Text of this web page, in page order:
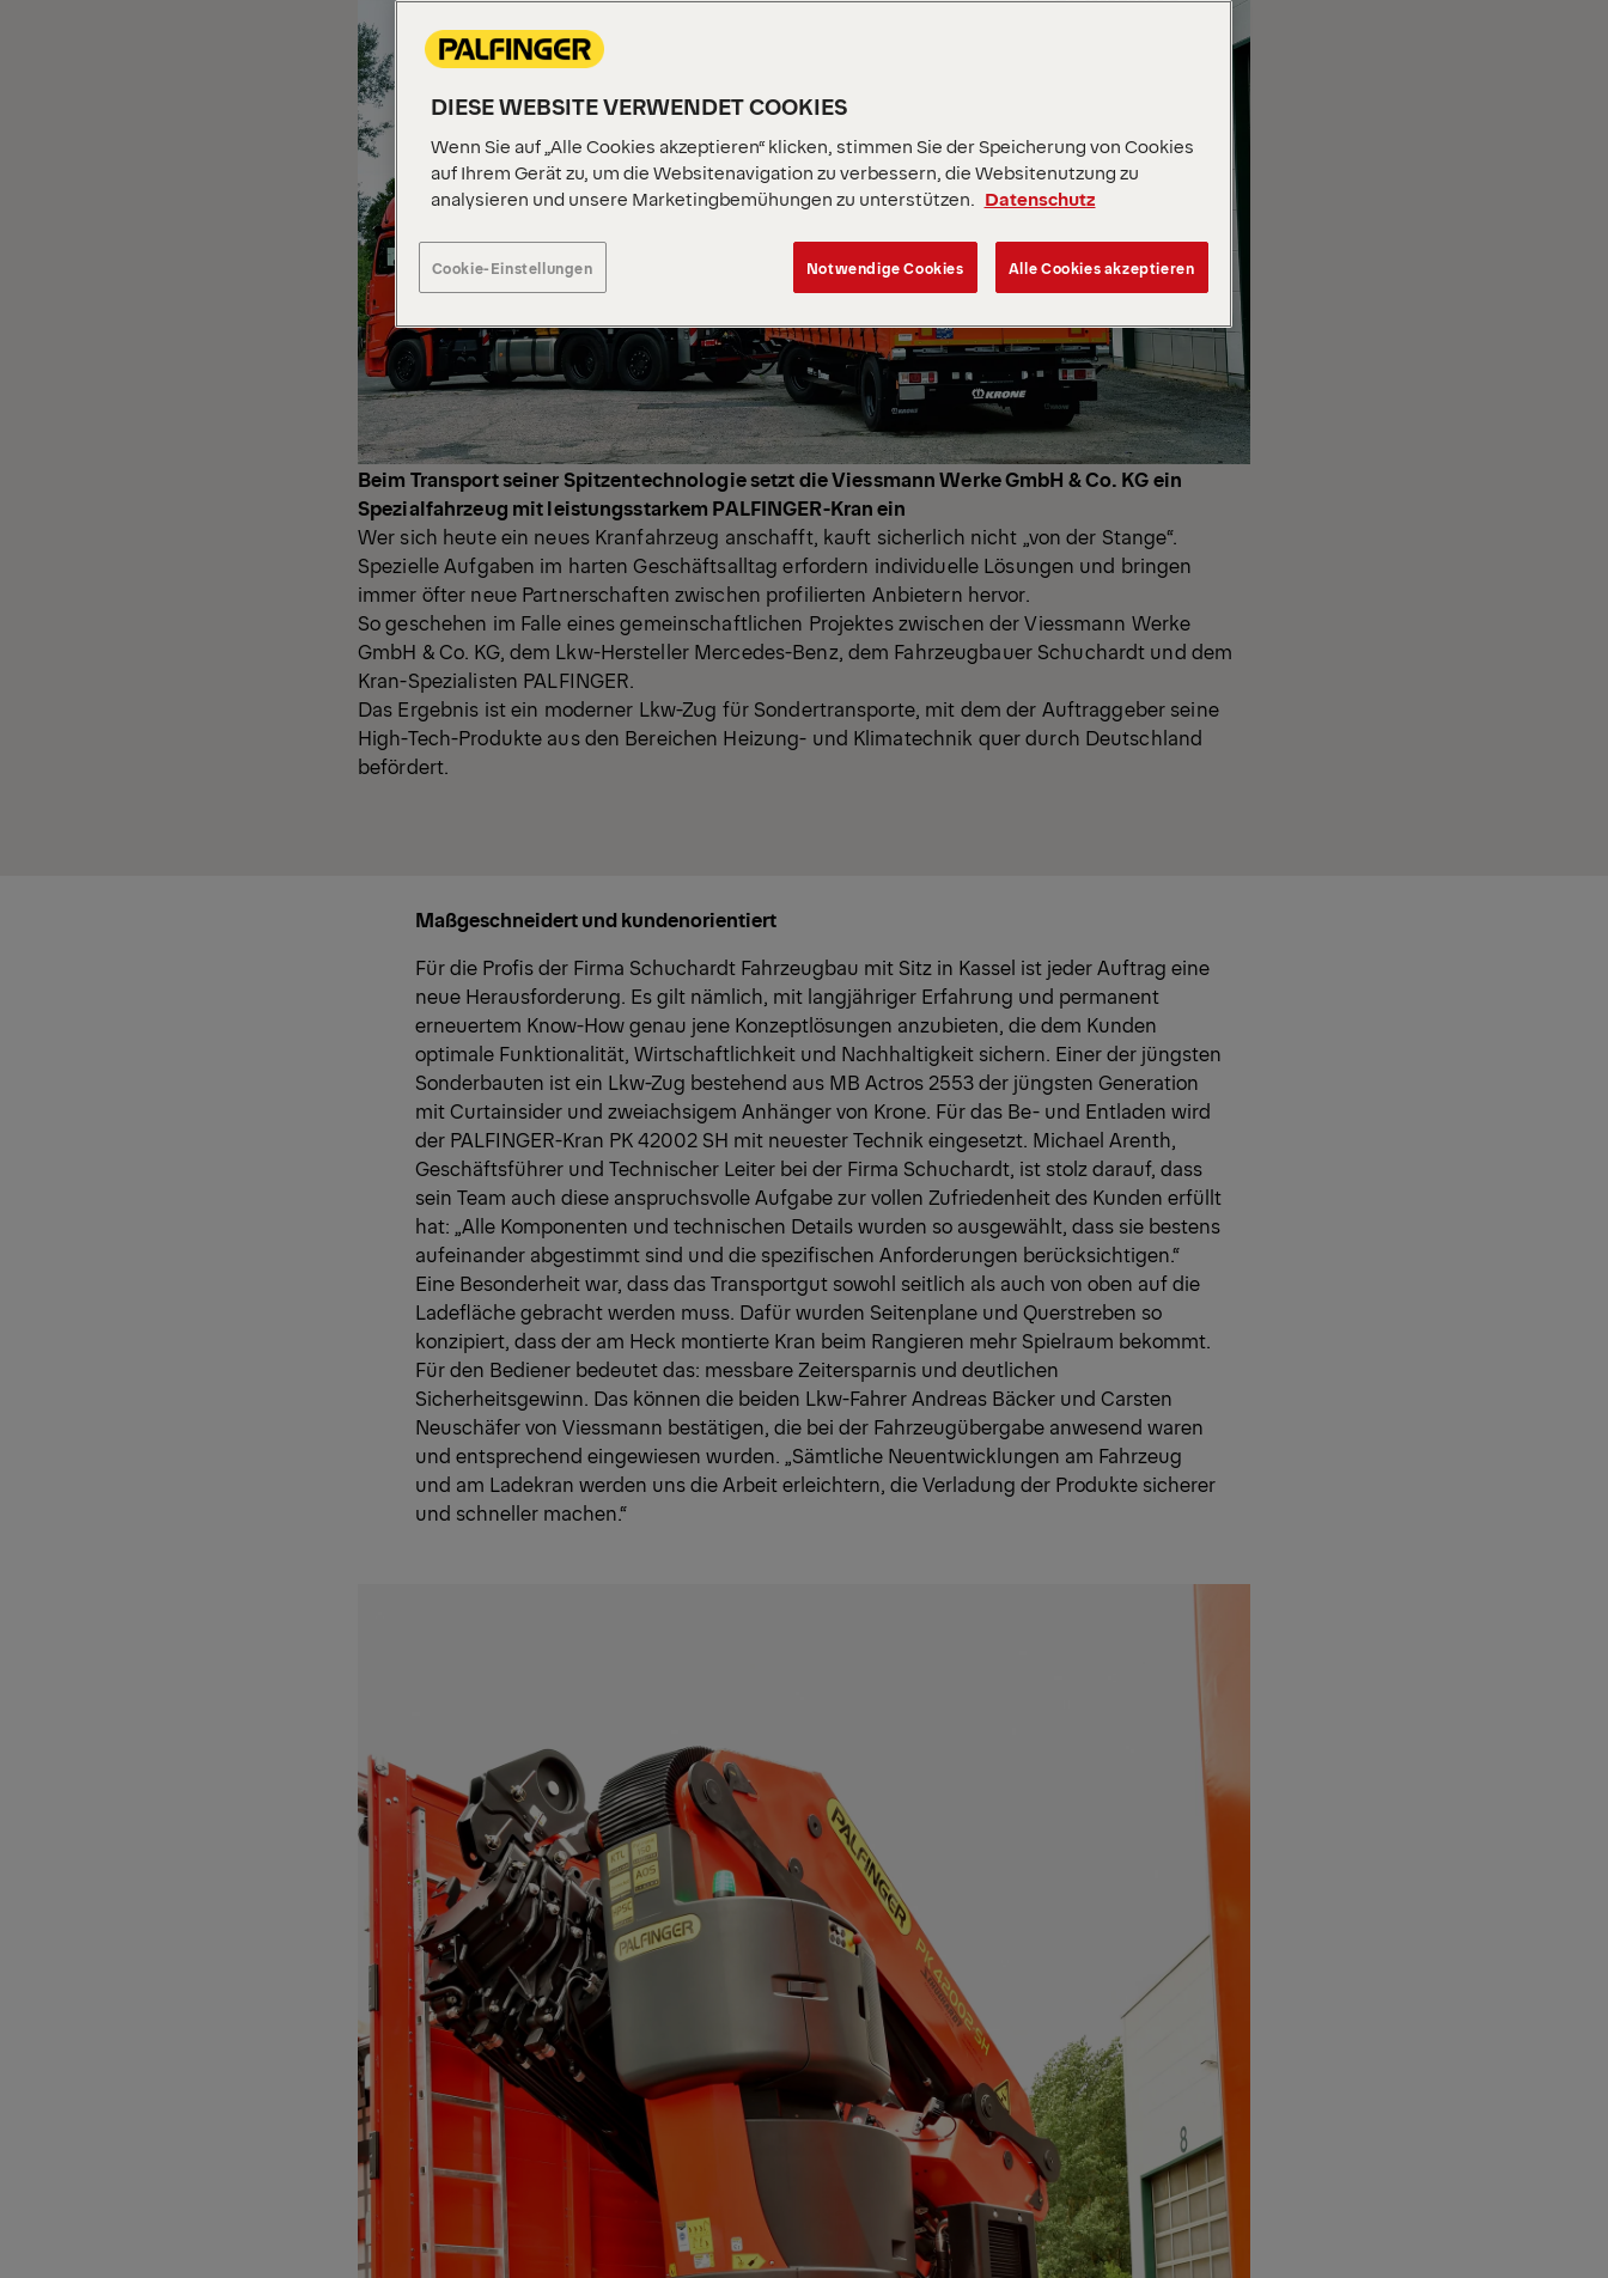
Beim Transport seiner Spitzentechnologie setzt die Viessmann Werke GmbH & Co. KG ein
Spezialfahrzeug mit leistungsstarkem PALFINGER-Kran ein
Wer sich heute ein neues Kranfahrzeug anschafft, kauft sicherlich nicht „von der Stange“.
Spezielle Aufgaben im harten Geschäftsalltag erfordern individuelle Lösungen und bringen
immer öfter neue Partnerschaften zwischen profilierten Anbietern hervor.
So geschehen im Falle eines gemeinschaftlichen Projektes zwischen der Viessmann Werke
GmbH & Co. KG, dem Lkw-Hersteller Mercedes-Benz, dem Fahrzeugbauer Schuchardt und dem
Kran-Spezialisten PALFINGER.
Das Ergebnis ist ein moderner Lkw-Zug für Sondertransporte, mit dem der Auftraggeber seine
High-Tech-Produkte aus den Bereichen Heizung- und Klimatechnik quer durch Deutschland
befördert.
Maßgeschneidert und kundenorientiert
Für die Profis der Firma Schuchardt Fahrzeugbau mit Sitz in Kassel ist jeder Auftrag eine
neue Herausforderung. Es gilt nämlich, mit langjähriger Erfahrung und permanent
erneuertem Know-How genau jene Konzeptlösungen anzubieten, die dem Kunden
optimale Funktionalität, Wirtschaftlichkeit und Nachhaltigkeit sichern. Einer der jüngsten
Sonderbauten ist ein Lkw-Zug bestehend aus MB Actros 2553 der jüngsten Generation
mit Curtainsider und zweiachsigem Anhänger von Krone. Für das Be- und Entladen wird
der PALFINGER-Kran PK 42002 SH mit neuester Technik eingesetzt. Michael Arenth,
Geschäftsführer und Technischer Leiter bei der Firma Schuchardt, ist stolz darauf, dass
sein Team auch diese anspruchsvolle Aufgabe zur vollen Zufriedenheit des Kunden erfüllt
hat: „Alle Komponenten und technischen Details wurden so ausgewählt, dass sie bestens
aufeinander abgestimmt sind und die spezifischen Anforderungen berücksichtigen.“
Eine Besonderheit war, dass das Transportgut sowohl seitlich als auch von oben auf die
Ladefläche gebracht werden muss. Dafür wurden Seitenplane und Querstreben so
konzipiert, dass der am Heck montierte Kran beim Rangieren mehr Spielraum bekommt.
Für den Bediener bedeutet das: messbare Zeitersparnis und deutlichen
Sicherheitsgewinn. Das können die beiden Lkw-Fahrer Andreas Bäcker und Carsten
Neuschäfer von Viessmann bestätigen, die bei der Fahrzeugübergabe anwesend waren
und entsprechend eingewiesen wurden. „Sämtliche Neuentwicklungen am Fahrzeug
und am Ladekran werden uns die Arbeit erleichtern, die Verladung der Produkte sicherer
und schneller machen.“
DIESE WEBSITE VERWENDET COOKIES
Wenn Sie auf „Alle Cookies akzeptieren“ klicken, stimmen Sie der Speicherung von Cookies
auf Ihrem Gerät zu, um die Websitenavigation zu verbessern, die Websitenutzung zu
analysieren und unsere Marketingbemühungen zu unterstützen.
Datenschutz
Cookie-Einstellungen Notwendige Cookies Alle Cookies akzeptieren